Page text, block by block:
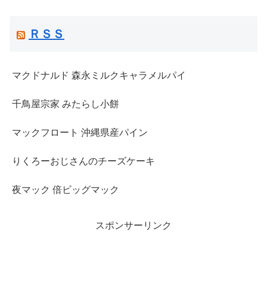
ＲＳＳ
マクドナルド 森永ミルクキャラメルパイ
千鳥屋宗家 みたらし小餅
マックフロート 沖縄県産パイン
りくろーおじさんのチーズケーキ
夜マック 倍ビッグマック
スポンサーリンク